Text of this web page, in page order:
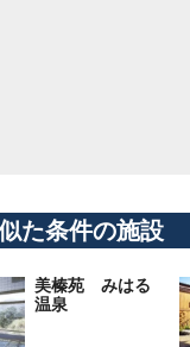
た条件の施設
美榛苑 みはる
温泉